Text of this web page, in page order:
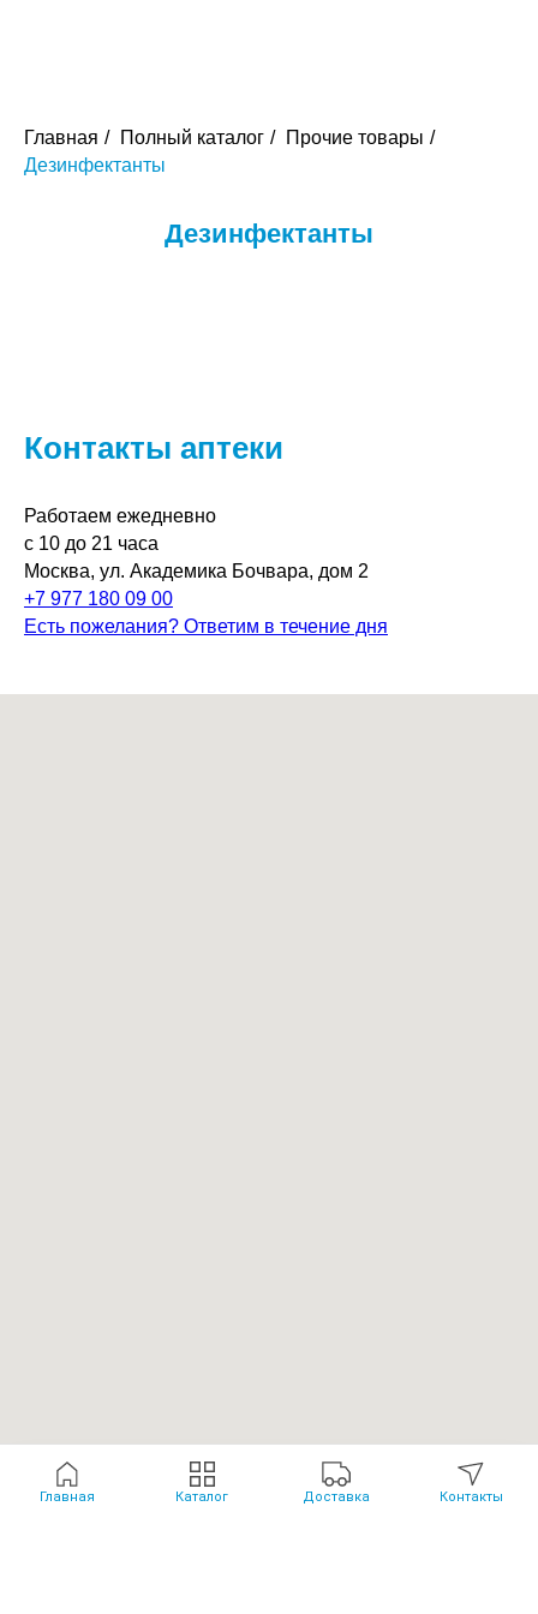
Главная Каталог Доставка Контакты
Главная / Полный каталог / Прочие товары /
Дезинфектанты
Дезинфектанты
Контакты аптеки
Работаем ежедневно
с 10 до 21 часа
Москва, ул. Академика Бочвара, дом 2
+7 977 180 09 00
Есть пожелания? Ответим в течение дня